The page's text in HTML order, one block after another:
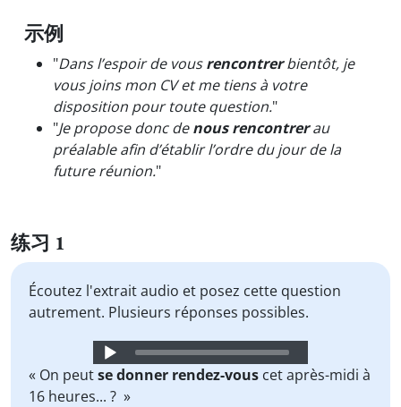
示例
"Dans l’espoir de vousrencontrerbientôt, je
vous joins mon CV et me tiens à votre
disposition pour toute question."
"Je propose donc denous rencontrerau
préalable afin d’établir l’ordre du jour de la
future réunion."
练习 1
Écoutez l'extrait audio et posez cette question
autrement. Plusieurs réponses possibles.
Audio
Player
« On peutse donner rendez-vous cet après-midi à
16 heures... ? »